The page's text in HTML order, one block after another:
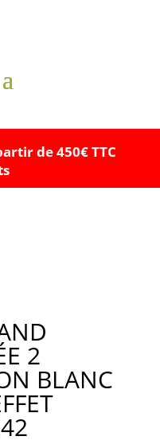
de 450€ TTC
2
BLANC